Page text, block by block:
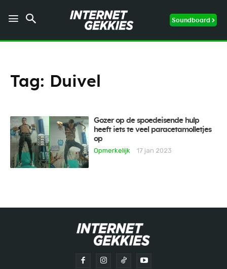
Soundboard
Tag: Duivel
Gozer op de spoedeisende hulp
heeft iets te veel paracetamolletjes
op
Opmerkelijk
17 jan 2023